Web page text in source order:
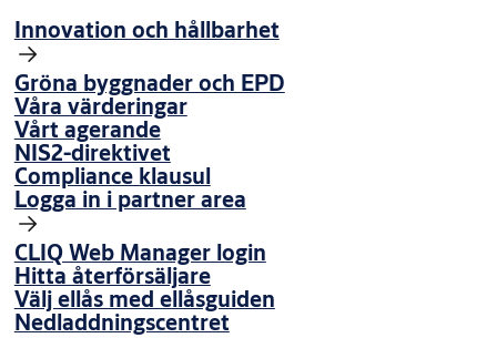
Innovation och hållbarhet
Gröna byggnader och EPD
Våra värderingar
Vårt agerande
NIS2-direktivet
Compliance klausul
Logga in i partner area
CLIQ Web Manager login
Hitta återförsäljare
Välj ellås med ellåsguiden
Nedladdningscentret